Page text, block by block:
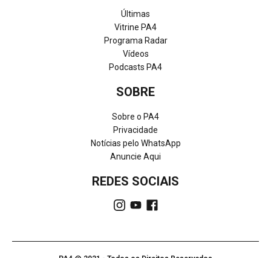
Últimas
Vitrine PA4
Programa Radar
Vídeos
Podcasts PA4
SOBRE
Sobre o PA4
Privacidade
Notícias pelo WhatsApp
Anuncie Aqui
REDES SOCIAIS